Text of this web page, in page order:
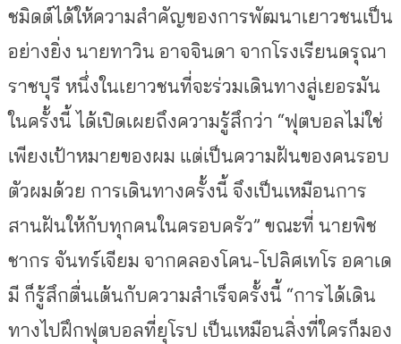
ชมิดต์ได้ให้ความสำคัญของการพัฒนาเยาวชนเป็น
อย่างยิ่ง นายทาวิน อาจจินดา จากโรงเรียนดรุณา
ราชบุรี หนึ่งในเยาวชนที่จะร่วมเดินทางสู่เยอรมัน
ในครั้งนี้ ได้เปิดเผยถึงความรู้สึกว่า “ฟุตบอลไม่ใช่
เพียงเป้าหมายของผม แต่เป็นความฝันของคนรอบ
ตัวผมด้วย การเดินทางครั้งนี้ จึงเป็นเหมือนการ
สานฝันให้กับทุกคนในครอบครัว” ขณะที่ นายพิช
ชากร จันทร์เจียม จากคลองโคน-โปลิศเทโร อคาเด
มี ก็รู้สึกตื่นเต้นกับความสำเร็จครั้งนี้ “การได้เดิน
ทางไปฝึกฟุตบอลที่ยุโรป เป็นเหมือนสิ่งที่ใครก็มอง